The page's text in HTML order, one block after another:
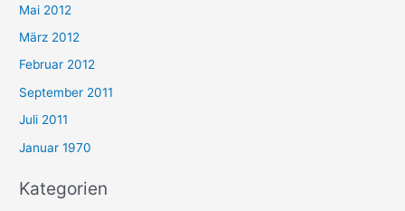
Mai 2012
März 2012
Februar 2012
September 2011
Juli 2011
Januar 1970
Kategorien